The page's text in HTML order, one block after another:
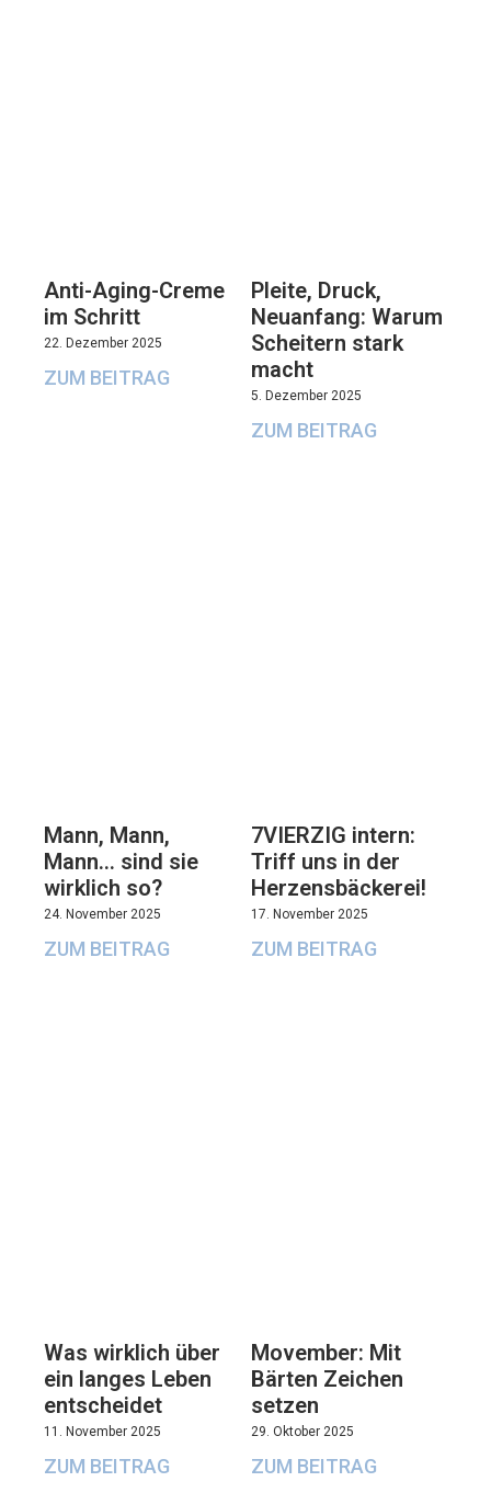
Anti-Aging-Creme
im Schritt
22. Dezember 2025
ZUM BEITRAG
Pleite, Druck,
Neuanfang: Warum
Scheitern stark
macht
5. Dezember 2025
ZUM BEITRAG
Mann, Mann,
Mann… sind sie
wirklich so?
24. November 2025
ZUM BEITRAG
7VIERZIG intern:
Triff uns in der
Herzensbäckerei!
17. November 2025
ZUM BEITRAG
Was wirklich über
ein langes Leben
entscheidet
11. November 2025
ZUM BEITRAG
Movember: Mit
Bärten Zeichen
setzen
29. Oktober 2025
ZUM BEITRAG